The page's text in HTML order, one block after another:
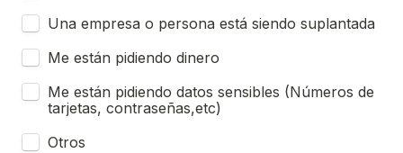
Una empresa o persona está siendo suplantada
Me están pidiendo dinero
Me están pidiendo datos sensibles (Números de
tarjetas, contraseñas,etc)
Otros